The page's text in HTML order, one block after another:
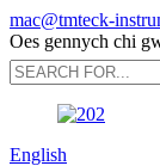
mac@tmteck-
Oes gennych chi
English